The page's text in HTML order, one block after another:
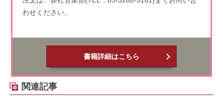
わせください。
書籍詳細はこちら
関連記事